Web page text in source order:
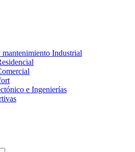
Industrial
e Ingenierías